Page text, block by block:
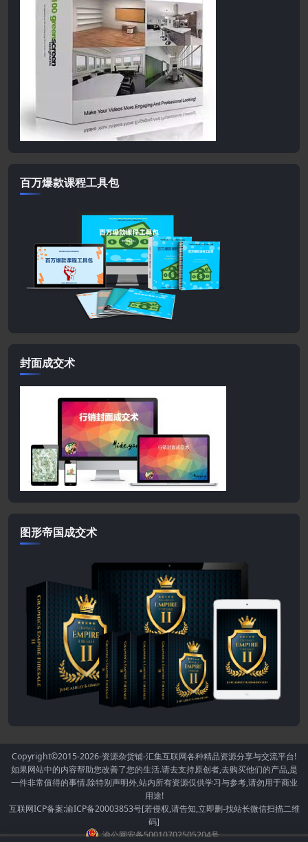
百万爆款课程工具包
封面成交术
图形帝国成交术
Copyright©2015-2026-资源杂货铺-汇集互联网各种精品资源分享与交流平台!
如果网站中的内容帮助您改善了您的生活.请去支持原创者,去购买他们的产品,是
一件非常值得的事情.除特别声明外,站内所有资源仅供学习与参考,请勿用于商业
用途!
互联网ICP备案:渝ICP备20003853号[若侵权,请告知,立即删-找站长微信扫描二维
码]
渝公网安备50010702505204号